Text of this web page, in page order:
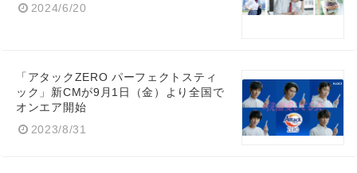
2024/6/20
「アタックZERO パーフェクトスティ
ック」新CMが9月1日（金）より全国で
オンエア開始
2023/8/31